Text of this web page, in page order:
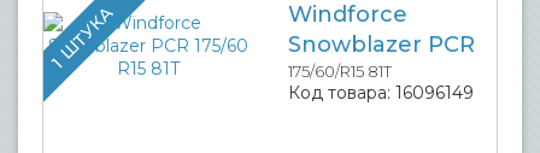
1 ШТУКА
Windforce
Snowblazer PCR
175/60/R15 81T
Код товара: 16096149